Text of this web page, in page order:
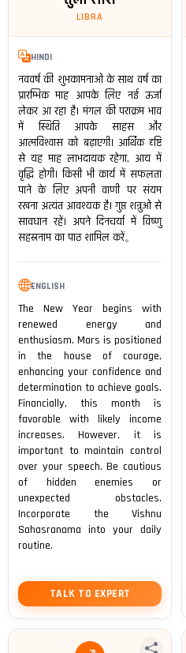
LIBRA
HINDI
नववर्ष की शुभकामनाओं के साथ वर्ष का
प्रारम्भिक माह आपके लिए नई ऊर्जा
लेकर आ रहा है। मंगल की पराक्रम भाव
में स्थिति आपके साहस और
आत्मविश्वास को बढ़ाएगी। आर्थिक दृष्टि
से यह माह लाभदायक रहेगा, आय में
वृद्धि होगी। किसी भी कार्य में सफलता
पाने के लिए अपनी वाणी पर संयम
रखना अत्यंत आवश्यक है। गुप्त शत्रुओं से
सावधान रहें। अपने दिनचर्या में विष्णु
सहस्रनाम का पाठ शामिल करें。
ENGLISH
The New Year begins with
renewed energy and
enthusiasm. Mars is positioned
in the house of courage,
enhancing your confidence and
determination to achieve goals.
Financially, this month is
favorable with likely income
increases. However, it is
important to maintain control
over your speech. Be cautious
of hidden enemies or
unexpected obstacles.
Incorporate the Vishnu
Sahasranama into your daily
routine.
TALK TO EXPERT